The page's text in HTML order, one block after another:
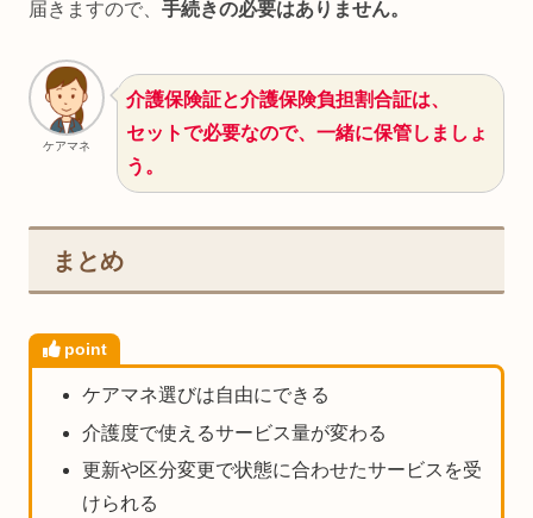
届きますので、 手続きの必要はありません。
ケアマネ
介護保険証と介護保険負担割合証は、
セットで必要なので、一緒に保管しましょ
う。
まとめ
point
ケアマネ選びは自由にできる
介護度で使えるサービス量が変わる
更新や区分変更で状態に合わせたサービスを受
けられる